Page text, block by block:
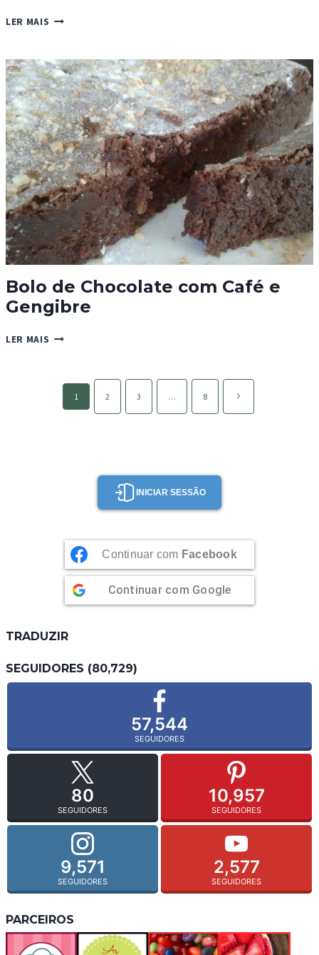
LER MAIS QUEIJADAS
Bolo de Chocolate com Café e
Gengibre
LER MAIS BOLO
COM
navigation
1 2 3 … 8
Página
seguinte
INICIAR SESSÃO
Continuar com Facebook
Continuar com Google
TRADUZIR
SEGUIDORES (80,729)
57,544
SEGUIDORES
80
SEGUIDORES
10,957
SEGUIDORES
9,571
SEGUIDORES
2,577
SEGUIDORES
PARCEIROS